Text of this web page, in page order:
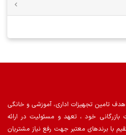
تامین تجهیزات اداری، آموزشی و خانگی
خود ، تعهد و مسئولیت در ارائه
با برندهای معتبر جهت رفع نیاز مشتریان